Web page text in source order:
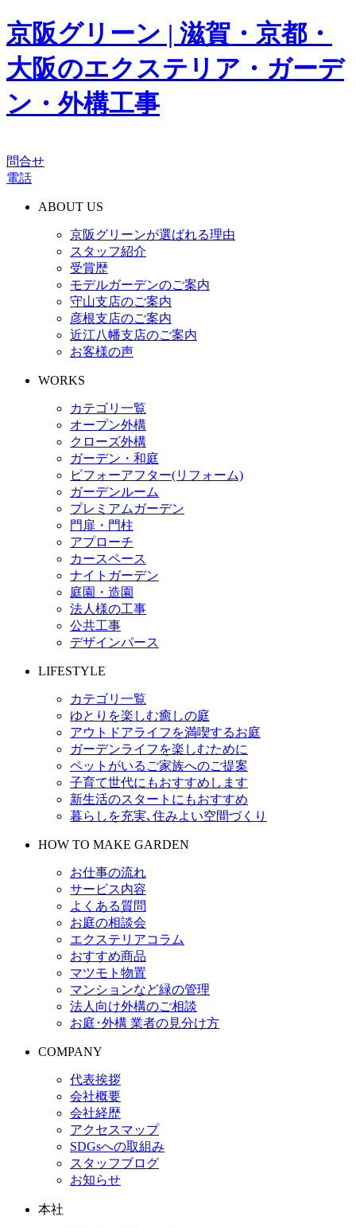
京阪グリーン | 滋賀・京都・
大阪のエクステリア・ガーデ
ン・外構工事
問合せ
電話
ABOUT US
京阪グリーンが選ばれる理由
スタッフ紹介
受賞歴
モデルガーデンのご案内
守山支店のご案内
彦根支店のご案内
近江八幡支店のご案内
お客様の声
WORKS
カテゴリ一覧
オープン外構
クローズ外構
ガーデン・和庭
ビフォーアフター(リフォーム)
ガーデンルーム
プレミアムガーデン
門扉・門柱
アプローチ
カースペース
ナイトガーデン
庭園・造園
法人様の工事
公共工事
デザインパース
LIFESTYLE
カテゴリ一覧
ゆとりを楽しむ癒しの庭
アウトドアライフを満喫するお庭
ガーデンライフを楽しむために
ペットがいるご家族へのご提案
子育て世代にもおすすめします
新生活のスタートにもおすすめ
暮らしを充実､住みよい空間づくり
HOW TO MAKE GARDEN
お仕事の流れ
サービス内容
よくある質問
お庭の相談会
エクステリアコラム
おすすめ商品
マツモト物置
マンションなど緑の管理
法人向け外構のご相談
お庭･外構 業者の見分け方
COMPANY
代表挨拶
会社概要
会社経歴
アクセスマップ
SDGsへの取組み
スタッフブログ
お知らせ
本社